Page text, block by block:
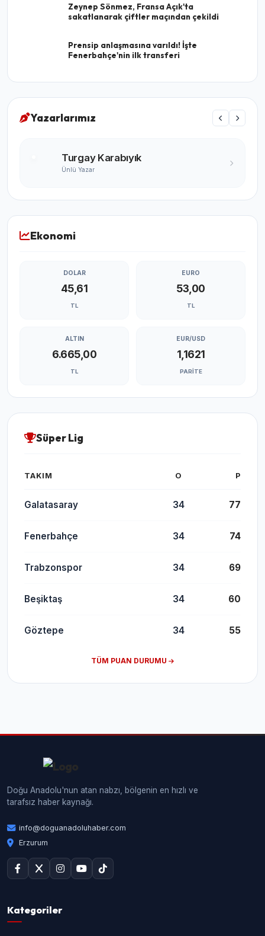
Zeynep Sönmez, Fransa Açık'ta
sakatlanarak çiftler maçından çekildi
Prensip anlaşmasına varıldı! İşte
Fenerbahçe'nin ilk transferi
Yazarlarımız
Turgay Karabıyık
Ünlü Yazar
Ekonomi
DOLAR
45,61
TL
EURO
53,00
TL
ALTIN
6.665,00
TL
EUR/USD
1,1621
PARITE
Süper Lig
TAKIM O P
Galatasaray 34 77
Fenerbahçe 34 74
Trabzonspor 34 69
Beşiktaş 34 60
Göztepe 34 55
TÜM PUAN DURUMU
Doğu Anadolu'nun atan nabzı, bölgenin en hızlı ve
tarafsız haber kaynağı.
info@doguanadoluhaber.com
Erzurum
Kategoriler